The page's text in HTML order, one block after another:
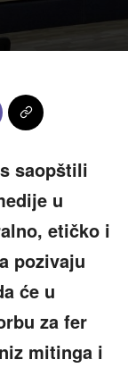
saopštili
u
etičko i
pozivaju
će u
za fer
mitinga i